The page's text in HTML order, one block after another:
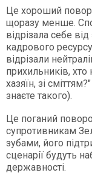
Це хороший
щоразу менше.
відрізала себе
кадрового
відрізали
прихильників,
хазяїн, зі
знаєте такого).
Це поганий
супротивникам
зубами, його
сценарії будуть
державності.